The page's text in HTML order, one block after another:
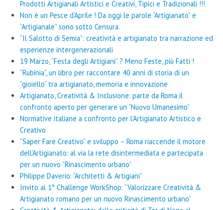
Prodotti Artigianali Artistici e Creativi, Tipici e Tradizionali !!!
Non è un Pesce d’Aprile ! Da oggi le parole “Artigianato” e
“Artigianale” sono sotto Censura.
“Il Salotto di Semia”: creatività e artigianato tra narrazione ed
esperienze intergenerazionali
19 Marzo, “Festa degli Artigiani” ? Meno Feste, più Fatti !
“Rubinia”, un libro per raccontare 40 anni di storia di un
“gioiello” tra artigianato, memoria e innovazione
Artigianato, Creatività & Inclusione: parte da Roma il
confronto aperto per generare un “Nuovo Umanesimo”
Normative italiane a confronto per l’Artigianato Artistico e
Creativo
“Saper Fare Creativo” e sviluppo – Roma riaccende il motore
dell’Artigianato: al via la rete disintermediata e partecipata
per un nuovo “Rinascimento urbano”
Philippe Daverio: “Architetti & Artigiani”
Invito al 1° Challenge WorkShop: “Valorizzare Creatività &
Artigianato romano per un nuovo Rinascimento urbano”